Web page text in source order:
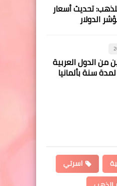
تحديث أسعار
الدولار
الدول العربية
سنة بألمانيا
اسرتي